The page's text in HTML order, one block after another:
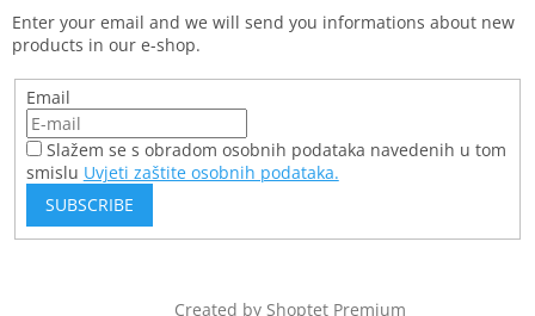
Enter your email and we will send you informations about new
products in our e-shop.
Email
Slažem se s obradom osobnih podataka navedenih u tom
smislu Uvjeti zaštite osobnih podataka.
SUBSCRIBE
Created by Shoptet Premium